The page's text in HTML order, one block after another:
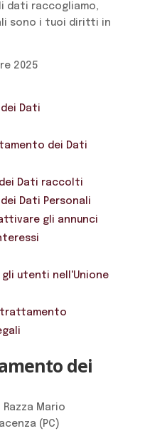
dati raccogliamo,
sono i tuoi diritti in
2025
Dati
dei Dati
Dati raccolti
Dati Personali
gli annunci
utenti nell'Unione
trattamento
dei
Mario
(PC)